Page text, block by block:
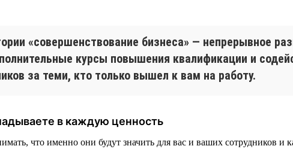
«совершенствование бизнеса» — непрерывное
курсы повышения квалификации и
за теми, кто только вышел к вам на работу.
в каждую ценность
что именно они будут значить для вас и ваших сотрудников и